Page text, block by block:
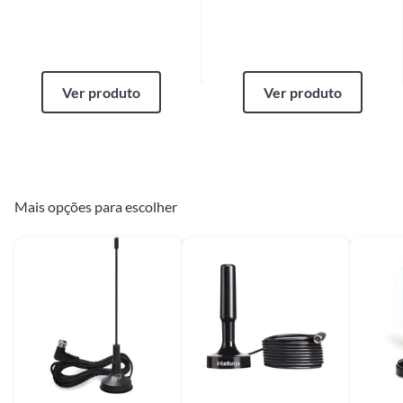
. Substituição do produto por outro da mesma espécie, em perfeitas
condições de uso;
. A restituição imediata da quantia paga, monetariamente atualizada;
O atendente deverá verificar se há algum tipo de obrigação de envio do
produto para análise pela assistência técnica indicada pelo fornecedor ou
oferecida pela Construdecor. Em caso positivo, a Construdecor deverá
reter o produto ou indicar ao cliente a relação de endereços ou de
Produtos instalados
Para a troca de produtos já instalados (ex.: pisos, porcelanatos,
revestimentos, pastilhas, louças, esquadrias, móveis e afins) o cliente
Ver produto Ver produto
Mais opções para escolher